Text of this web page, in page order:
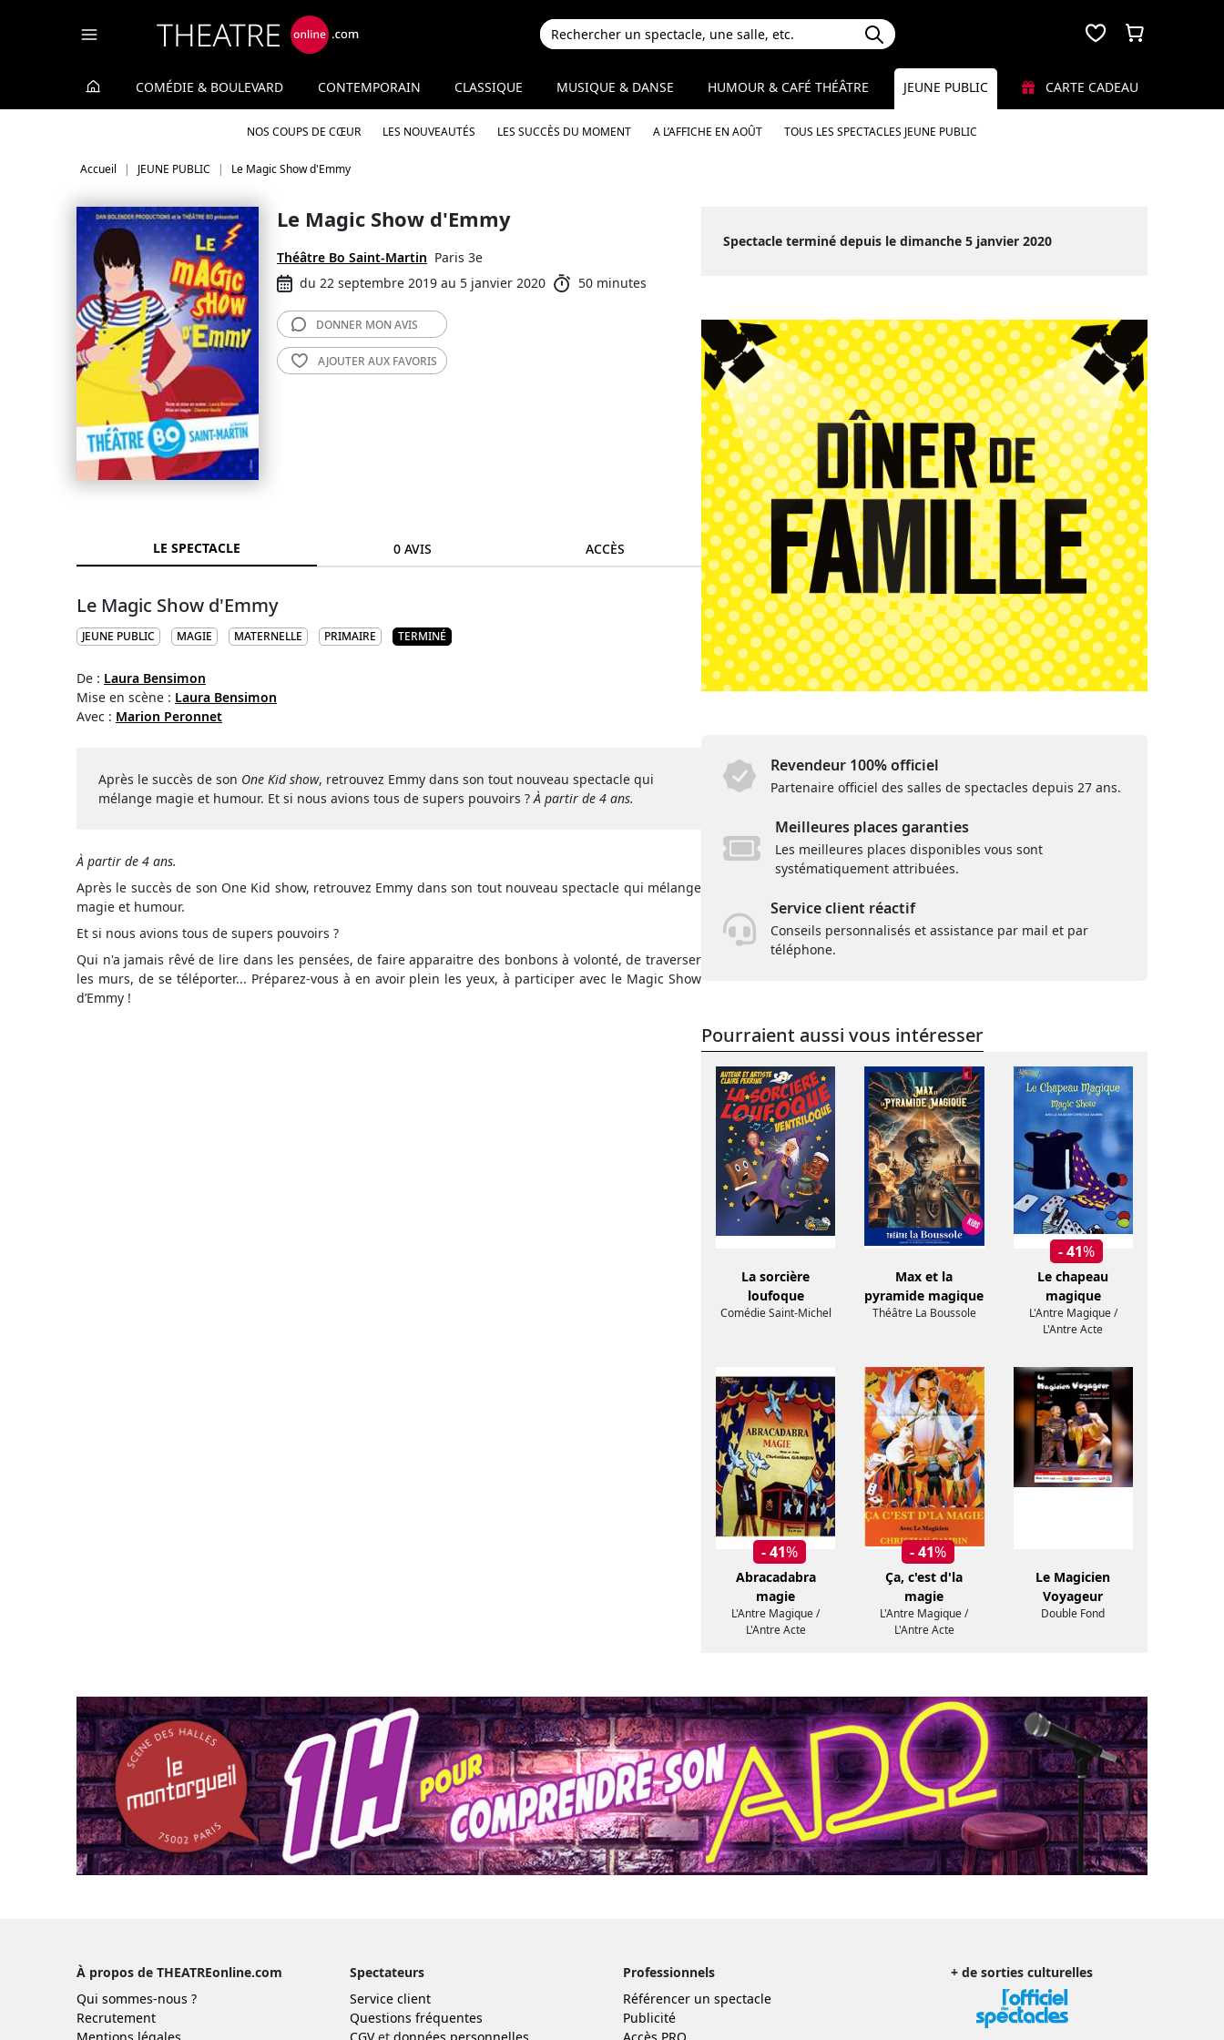
COMÉDIE & BOULEVARD CONTEMPORAIN CLASSIQUE MUSIQUE & DANSE HUMOUR & CAFÉ THÉÂTRE JEUNE PUBLIC
NOS COUPS DE CŒUR LES NOUVEAUTÉS LES SUCCÈS DU MOMENT A L’AFFICHE EN AOÛT TOUS LES SPECTACLES JEUNE PUBLIC
CARTE CADEAU
Accueil JEUNE PUBLIC Le Magic Show d'Emmy
Le Magic Show d'Emmy
Théâtre Bo Saint-Martin Paris 3e
du 22 septembre 2019 au 5 janvier 2020
50 minutes
DONNER MON AVIS
AJOUTER AUX FAVORIS
LE SPECTACLE 0 AVIS ACCÈS
Le Magic Show d'Emmy
JEUNE PUBLIC MAGIE MATERNELLE PRIMAIRE TERMINÉ
De : Laura Bensimon
Mise en scène : Laura Bensimon
Avec : Marion Peronnet
Après le succès de son One Kid show, retrouvez Emmy dans son tout nouveau spectacle qui
mélange magie et humour. Et si nous avions tous de supers pouvoirs ?À partir de 4 ans.
À partir de 4 ans.
Après le succès de son One Kid show, retrouvez Emmy dans son tout nouveau spectacle qui mélange
magie et humour.
Et si nous avions tous de supers pouvoirs ?
Qui n'a jamais rêvé de lire dans les pensées, de faire apparaitre des bonbons à volonté, de traverser
les murs, de se téléporter... Préparez-vous à en avoir plein les yeux, à participer avec le Magic Show
d’Emmy !
Spectacle terminé depuis le dimanche 5 janvier 2020
Revendeur 100% officiel
Partenaire officiel des salles de spectacles depuis 27 ans.
Meilleures places garanties
Les meilleures places disponibles vous sont
systématiquement attribuées.
Service client réactif
Conseils personnalisés et assistance par mail et par
téléphone.
Pourraient aussi vous intéresser
La sorcière
loufoque
Comédie Saint-Michel
Max et la
pyramide magique
Théâtre La Boussole
- 41%
Le chapeau
magique
L'Antre Magique /
L'Antre Acte
- 41%
Abracadabra
magie
L'Antre Magique /
L'Antre Acte
- 41%
Ça, c'est d'la
magie
L'Antre Magique /
L'Antre Acte
Le Magicien
Voyageur
Double Fond
À propos de THEATREonline.com
Qui sommes-nous ?
Recrutement
Spectateurs
Service client
Questions fréquentes
Professionnels
Référencer un spectacle
Publicité
+ de sorties culturelles